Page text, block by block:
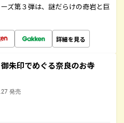
ズ第３弾は、謎だらけの奇岩と巨
詳細を見る
朱印でめぐる奈良のお寺
発売